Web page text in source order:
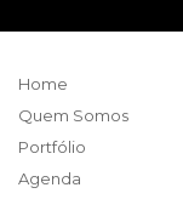
Home
Quem Somos
Portfólio
Agenda